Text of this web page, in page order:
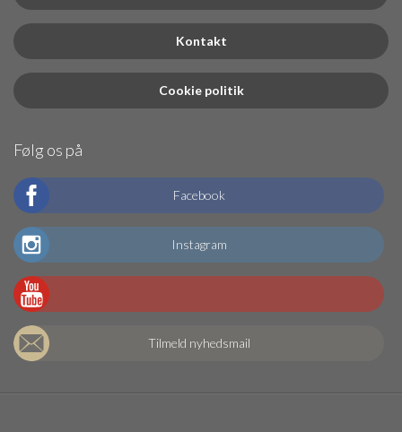
Kontakt
Cookie politik
Følg os på
Facebook
Instagram
Tilmeld nyhedsmail